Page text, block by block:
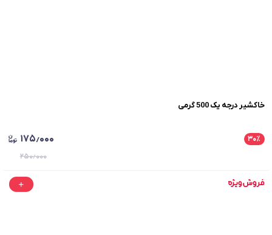
خاکشیر درجه یک 500 گرمی
۳۰٪ ۱۷۵٫۰۰۰
۲۵۰٫۰۰۰